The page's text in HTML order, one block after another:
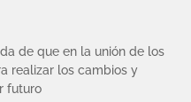
de que en la unión de los
realizar los cambios y
futuro